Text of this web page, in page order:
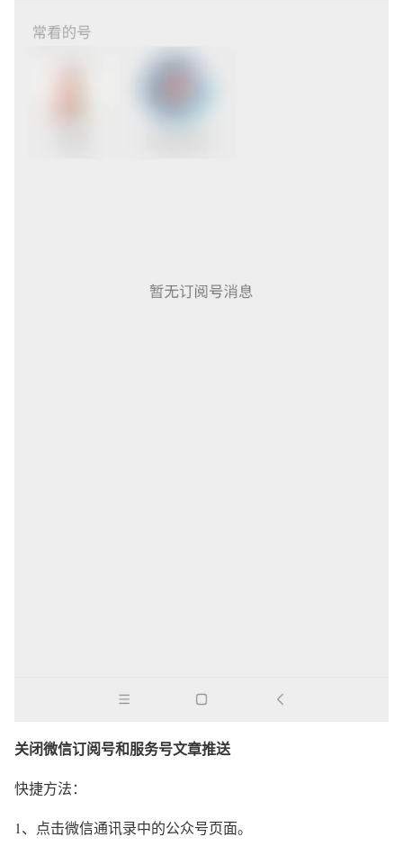
关闭微信订阅号和服务号文章推送
快捷方法：
1、点击微信通讯录中的公众号页面。